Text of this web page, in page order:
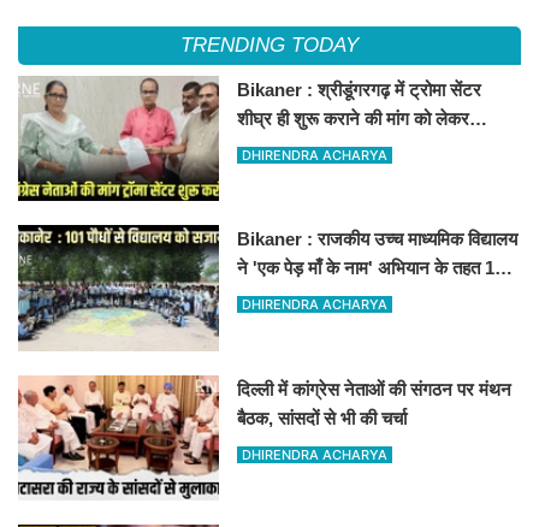
TRENDING TODAY
Bikaner : श्रीडूंगरगढ़ में ट्रोमा सेंटर
शीघ्र ही शुरू कराने की मांग को लेकर
कांग्रेस नेता सलीम भाटी-नेता नित्यानंद पारीक
DHIRENDRA ACHARYA
Bikaner : राजकीय उच्च माध्यमिक विद्यालय
ने 'एक पेड़ माँ के नाम' अभियान के तहत 101
पौधों का रोपण किया
DHIRENDRA ACHARYA
दिल्ली में कांग्रेस नेताओं की संगठन पर मंथन
बैठक, सांसदों से भी की चर्चा
DHIRENDRA ACHARYA